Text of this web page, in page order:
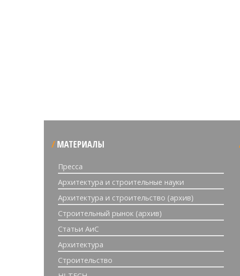
МАТЕРИАЛЫ
Пресса
Архитектура и строительные науки
Архитектура и строительство (архив)
Строительный рынок (архив)
Статьи АиС
Архитектура
Строительство